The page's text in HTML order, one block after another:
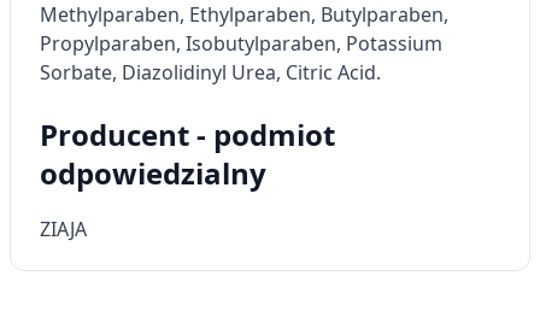
Methylparaben, Ethylparaben, Butylparaben,
Propylparaben, Isobutylparaben, Potassium
Sorbate, Diazolidinyl Urea, Citric Acid.
Producent - podmiot
odpowiedzialny
ZIAJA
Rozwój i ulepszanie usług
Wykorzystywanie ograniczonych danych do
Funkcje specjalne IAB:
Użycie dokładnych danych
aktywnie żądanych informacji